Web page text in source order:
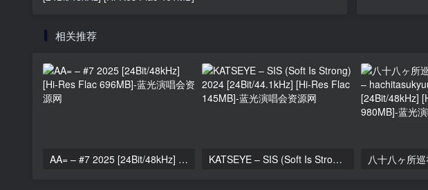
相关推荐
AA= – #7 2025 [24Bit/48kHz] [Hi-Res Flac 696MB] KATSEYE – SIS (Soft Is Strong) 2024 [24Bit/44.1kHz] [Hi-Res Flac 145MB]